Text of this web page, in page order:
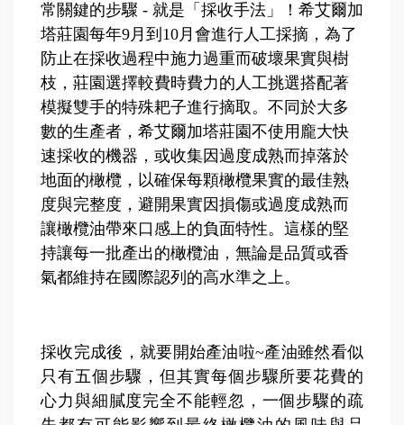
常關鍵的步驟 - 就是「採收手法」！希艾爾加
塔莊園每年9月到10月會進行人工採摘，為了
防止在採收過程中施力過重而破壞果實與樹
枝，莊園選擇較費時費力的人工挑選搭配著
模擬雙手的特殊耙子進行摘取。不同於大多
數的生產者，希艾爾加塔莊園不使用龐大快
速採收的機器，或收集因過度成熟而掉落於
地面的橄欖，以確保每顆橄欖果實的最佳熟
度與完整度，避開果實因損傷或過度成熟而
讓橄欖油帶來口感上的負面特性。這樣的堅
持讓每一批產出的橄欖油，無論是品質或香
氣都維持在國際認列的高水準之上。
採收完成後，就要開始產油啦~產油雖然看似
只有五個步驟，但其實每個步驟所要花費的
心力與細膩度完全不能輕忽，一個步驟的疏